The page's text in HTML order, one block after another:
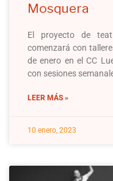
Mosquera
El proyecto de
comenzará con
de enero en el CC
con sesiones
LEER MÁS »
10 enero, 2023